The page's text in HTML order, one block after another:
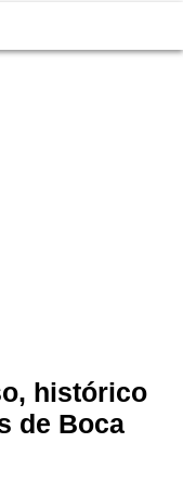
histórico
de Boca